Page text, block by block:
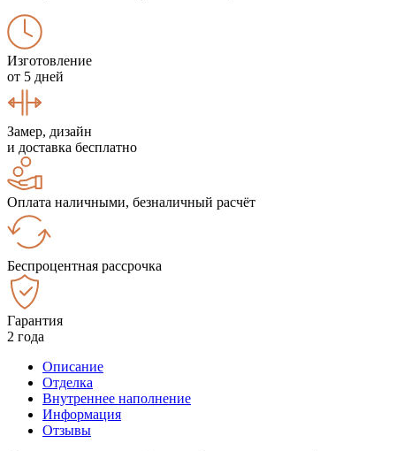
Изготовление
от 5 дней
Замер, дизайн
и доставка бесплатно
Оплата наличными, безналичный расчёт
Беспроцентная рассрочка
Гарантия
2 года
Описание
Отделка
Внутреннее наполнение
Информация
Отзывы